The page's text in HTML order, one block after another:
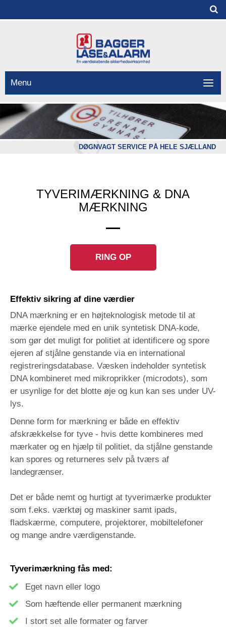
Menu
DØGNVAGT SERVICE PÅ HELE SJÆLLAND
TYVERIMÆRKNING & DNA
MÆRKNING
RING OP
Effektiv sikring af dine værdier
DNA mærkning er en højteknologisk metode til at
mærke ejendele med en unik syntetisk DNA-kode,
som gør det muligt for politiet at identificere og spore
ejeren af stjålne genstande via en international
registreringsdatabase. Væsken indeholder syntetisk
DNA kombineret med mikroprikker (microdots), som
er usynlige for det blotte øje og kun kan ses under UV-
lys.
Denne form for mærkning er både en effektiv
afskrækkelse for tyve - hvis dette kombineres med
mærkater og en hjælp til politiet, da stjålne genstande
kan spores og returneres selv på tværs af
landegrænser.
Det er både nemt og hurtigt at tyverimærke produkter
som f.eks. værktøj og maskiner samt ipads,
fladskærme, computere, projektorer, mobiltelefoner
og mange andre værdigenstande.
Tyverimærkning fås med:
Eget navn eller logo
Som hæftende eller permanent mærkning
I stort set alle formater og farver